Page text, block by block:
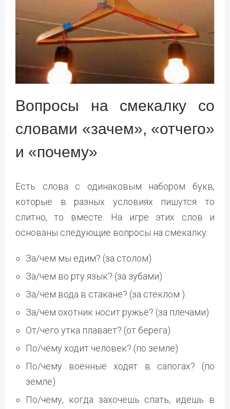
Вопросы на смекалку со
словами «зачем», «отчего»
и «почему»
Есть слова с одинаковым набором букв,
которые в разных условиях пишутся то
слитно, то вместе. На игре этих слов и
основаны следующие вопросы на смекалку:
За/чем мы едим? (за столом)
За/чем во рту язык? (за зубами)
За/чем вода в стакане? (за стеклом )
За/чем охотник носит ружьё? (за плечами)
От/чего утка плавает? (от берега)
По/чему ходит человек? (по земле)
По/чему военные ходят в сапогах? (по
земле)
По/чему, когда захочешь спать, идёшь в